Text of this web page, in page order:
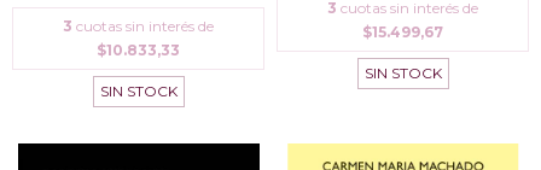
3 cuotas sin interés de
$10.833,33
SIN STOCK
3 cuotas sin interés de
$15.499,67
SIN STOCK